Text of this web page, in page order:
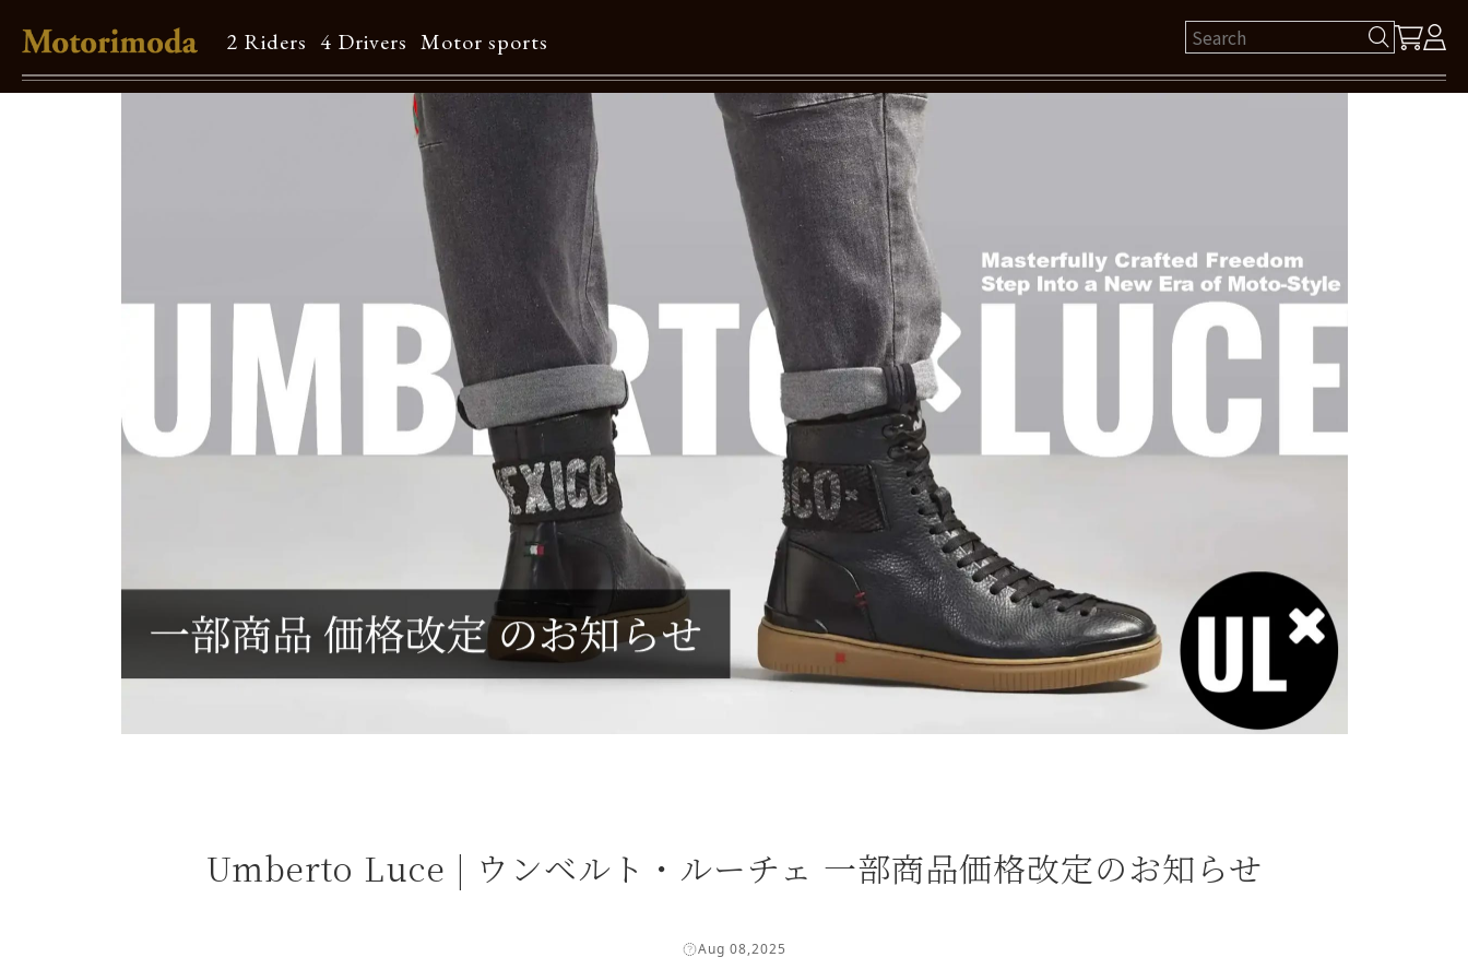
ログイン
新規会員登録
2 Riders 4 Drivers Motor sports
Brand
Guide
Contents
特集一覧
Information一覧
メルマガ購読
カタログダウンロード
リクルート
Umberto Luce | ウンベルト・ルーチェ 一部商品価格改定のお知らせ
Aug 08,2025